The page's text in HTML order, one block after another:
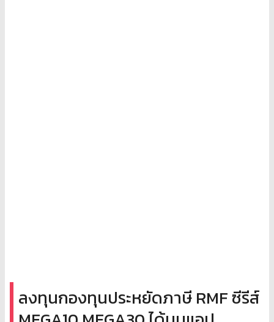
ลงทุนกองทุนประหยัดภาษี RMF ซีรีส์